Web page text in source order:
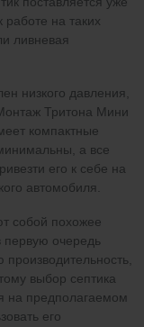
на таких
ливневая
низкого давления,
Тритона Мини
компактные
а все
его к себе на
автомобиля.
собой похожее
очередь
выбор септика
на предполагаемом
его